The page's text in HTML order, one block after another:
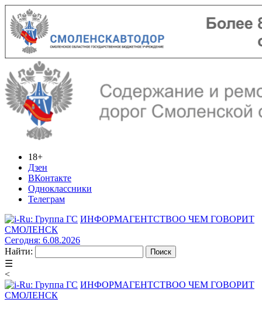
18+
Дзен
ВКонтакте
Одноклассники
Телеграм
ИНФОРМАГЕНТСТВОО ЧЕМ ГОВОРИТ
СМОЛЕНСК
Сегодня: 6.08.2026
Найти:
☰
<
ИНФОРМАГЕНТСТВОО ЧЕМ ГОВОРИТ
СМОЛЕНСК